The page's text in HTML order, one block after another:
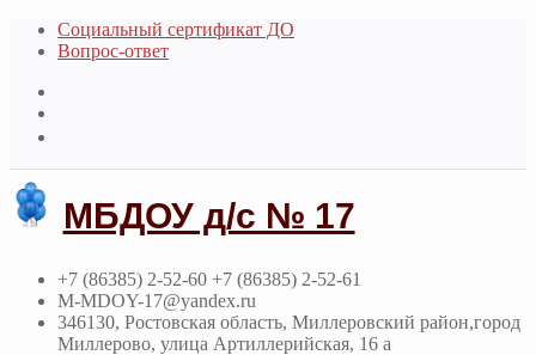
Социальный сертификат ДО
Вопрос-ответ
МБДОУ д/с № 17
+7 (86385) 2-52-60 +7 (86385) 2-52-61
M-MDOY-17@yandex.ru
346130, Ростовская область, Миллеровский район,город
Миллерово, улица Артиллерийская, 16 а